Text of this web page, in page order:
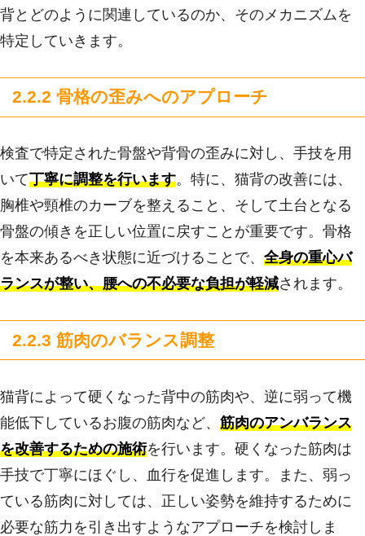
背とどのように関連しているのか、そのメカニズムを
特定していきます。
2.2.2 骨格の歪みへのアプローチ
検査で特定された骨盤や背骨の歪みに対し、手技を用
いて丁寧に調整を行います。特に、猫背の改善には、
胸椎や頸椎のカーブを整えること、そして土台となる
骨盤の傾きを正しい位置に戻すことが重要です。骨格
を本来あるべき状態に近づけることで、 全身の重心バ
ランスが整い、腰への不必要な負担が軽減されます。
2.2.3 筋肉のバランス調整
猫背によって硬くなった背中の筋肉や、逆に弱って機
能低下しているお腹の筋肉など、 筋肉のアンバランス
を改善するための施術を行います。硬くなった筋肉は
手技で丁寧にほぐし、血行を促進します。また、弱っ
ている筋肉に対しては、正しい姿勢を維持するために
必要な筋力を引き出すようなアプローチを検討しま